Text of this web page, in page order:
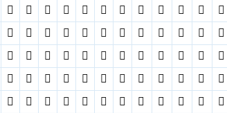
           
           
           
           
           